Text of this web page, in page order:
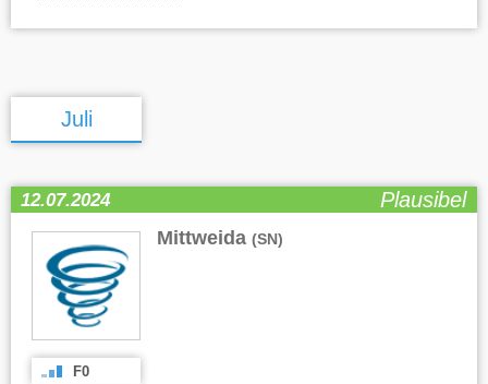
Juli
12.07.2024 Plausibel
Mittweida (SN)
F0